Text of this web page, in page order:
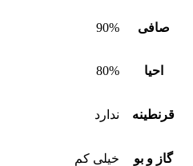
صافی 90%
احیا 80%
قرنطینه ندارد
گاز و بو خیلی کم